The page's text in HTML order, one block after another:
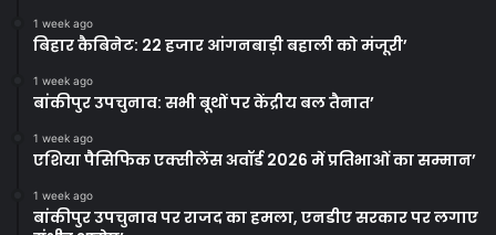
1 week ago
बिहार कैबिनेट: 22 हजार आंगनबाड़ी बहाली को मंजूरी’
1 week ago
बांकीपुर उपचुनाव: सभी बूथों पर केंद्रीय बल तैनात’
1 week ago
एशिया पैसिफिक एक्सीलेंस अवॉर्ड 2026 में प्रतिभाओं का सम्मान’
1 week ago
बांकीपुर उपचुनाव पर राजद का हमला, एनडीए सरकार पर लगाए